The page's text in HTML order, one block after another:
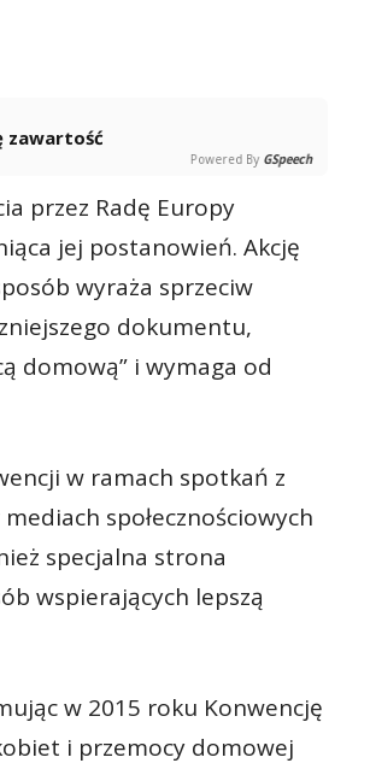
zawartość
Powered By GSpeech
przez Radę Europy
jej postanowień. Akcję
wyraża sprzeciw
dokumentu,
domową” i wymaga od
w ramach spotkań z
społecznościowych
specjalna strona
wspierających lepszą
w 2015 roku Konwencję
i przemocy domowej